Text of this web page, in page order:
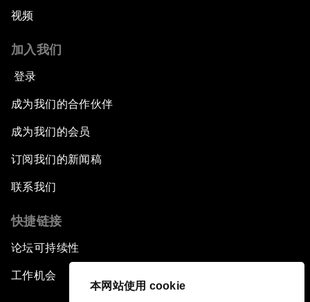
本网站使用 cookie
视频
加入我们
登录
成为我们的合作伙伴
成为我们的会员
订阅我们的新闻稿
联系我们
快捷链接
论坛可持续性
工作机会